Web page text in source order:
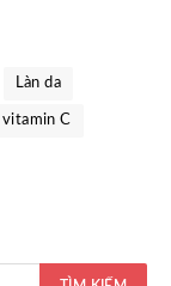
Làn da
vitamin C